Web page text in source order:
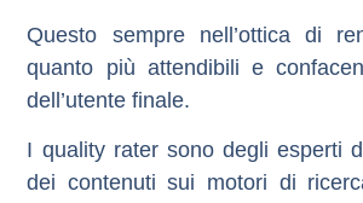
Questo sempre nell’ottica di
quanto più attendibili e
dell’utente finale.
I quality ratersono degli esperti
dei contenuti sui motori di